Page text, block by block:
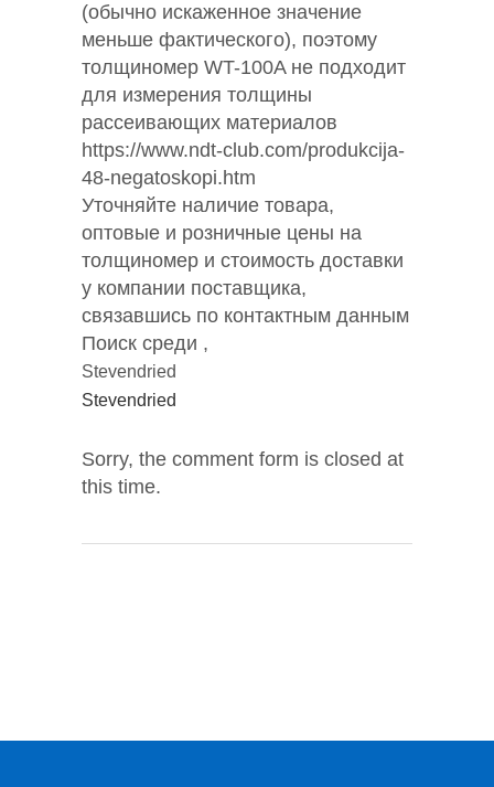
(обычно искаженное значение
меньше фактического), поэтому
толщиномер WT-100A не подходит
для измерения толщины
рассеивающих материалов
https://www.ndt-club.com/produkcija-
48-negatoskopi.htm
Уточняйте наличие товара,
оптовые и розничные цены на
толщиномер и стоимость доставки
у компании поставщика,
связавшись по контактным данным
Поиск среди ,
Stevendried
Stevendried
Sorry, the comment form is closed at
this time.